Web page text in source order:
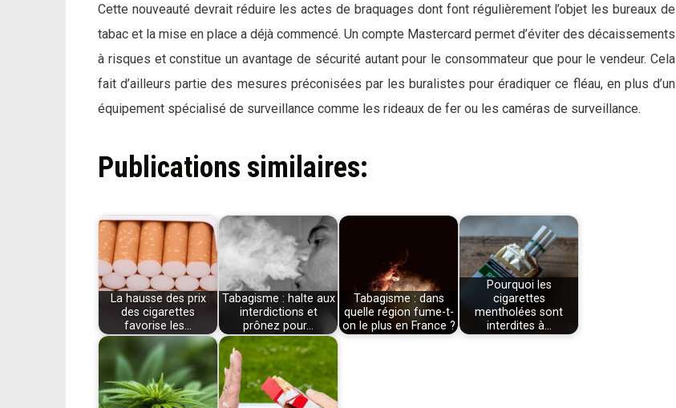
Cette nouveauté devrait réduire les actes de braquages dont font régulièrement l’objet les bureaux de
tabac et la mise en place a déjà commencé. Un compte Mastercard permet d’éviter des décaissements
à risques et constitue un avantage de sécurité autant pour le consommateur que pour le vendeur. Cela
fait d’ailleurs partie des mesures préconisées par les buralistes pour éradiquer ce fléau, en plus d’un
équipement spécialisé de surveillance comme les rideaux de fer ou les caméras de surveillance.
Publications similaires:
La hausse des prix
des cigarettes
favorise les…
Tabagisme : halte aux
interdictions et
prônez pour…
Tabagisme : dans
quelle région fume-t-
on le plus en France ?
Pourquoi les
cigarettes
mentholées sont
interdites à…